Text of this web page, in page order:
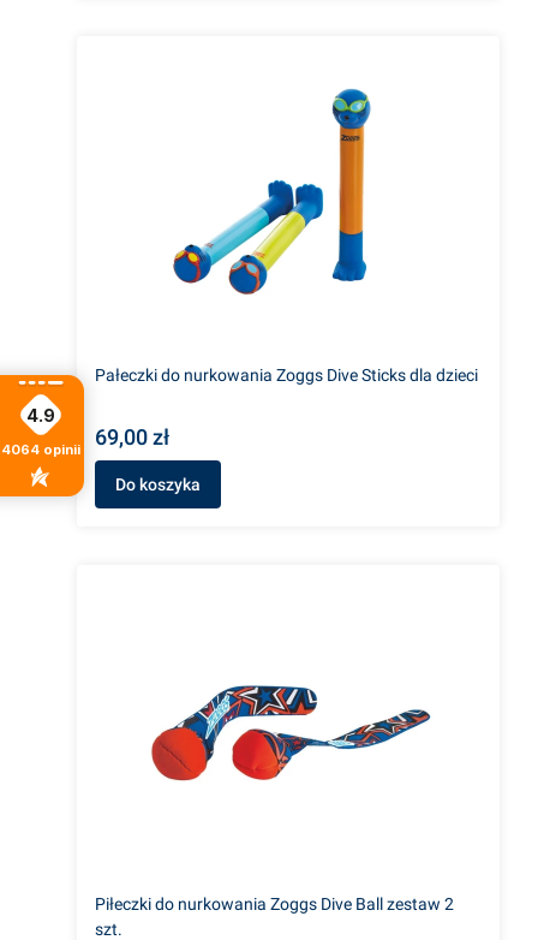
Pałeczki do nurkowania Zoggs Dive Sticks dla dzieci
69,00 zł
Do koszyka
Piłeczki do nurkowania Zoggs Dive Ball zestaw 2
szt.
4.9
4064 opinii